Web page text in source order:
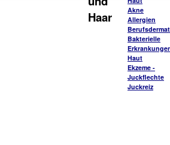
Haar
Akne
Allergien
Bakterielle
Haut
Ekzeme -
Juckflechte
Juckreiz